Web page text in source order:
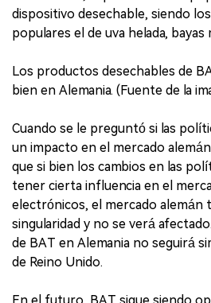
dispositivo desechable, siendo
populares el de uva helada, bayas
Los productos desechables de
bien en Alemania. (Fuente de la
Cuando se le preguntó si las
un impacto en el mercado
que si bien los cambios en las
tener cierta influencia en el
electrónicos, el mercado alemán
singularidad y no se verá
de BAT en Alemania no seguirá
de Reino Unido.